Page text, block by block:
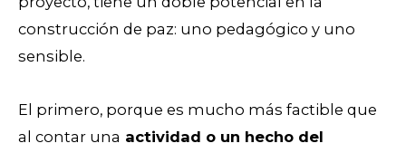
construcción de paz: uno pedagógico y uno
sensible.
El primero, porque es mucho más factible que
al contar una actividad o un hecho del